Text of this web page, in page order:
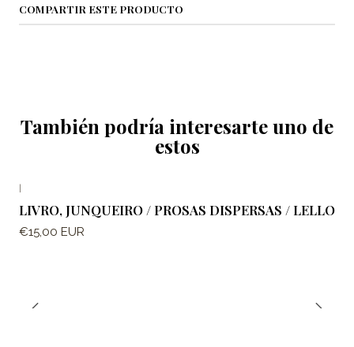
COMPARTIR ESTE PRODUCTO
También podría interesarte uno de
estos
LIVRO, JUNQUEIRO / PROSAS DISPERSAS / LELLO
€15,00 EUR